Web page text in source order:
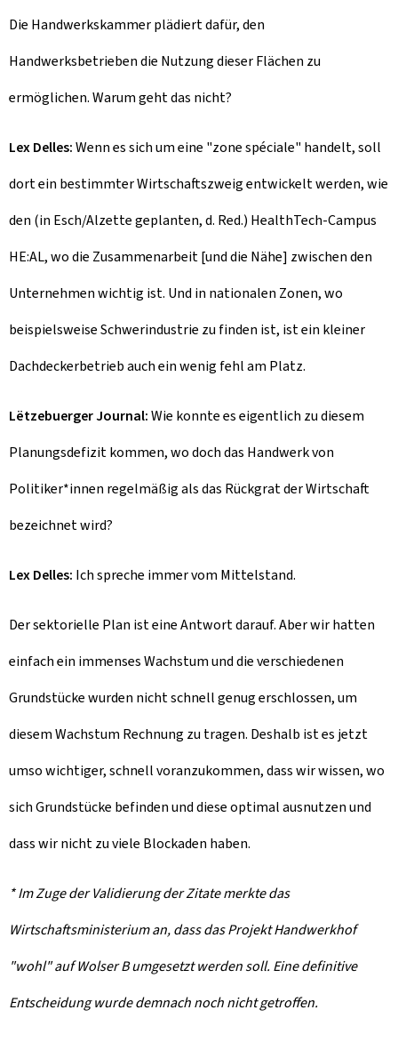
Die Handwerkskammer plädiert dafür, den
Handwerksbetrieben die Nutzung dieser Flächen zu
ermöglichen. Warum geht das nicht?
Lex Delles:Wenn es sich um eine "zone spéciale" handelt, soll
dort ein bestimmter Wirtschaftszweig entwickelt werden, wie
den (in Esch/Alzette geplanten, d. Red.) HealthTech-Campus
HE:AL, wo die Zusammenarbeit [und die Nähe] zwischen den
Unternehmen wichtig ist. Und in nationalen Zonen, wo
beispielsweise Schwerindustrie zu finden ist, ist ein kleiner
Dachdeckerbetrieb auch ein wenig fehl am Platz.
Lëtzebuerger Journal:Wie konnte es eigentlich zu diesem
Planungsdefizit kommen, wo doch das Handwerk von
Politiker*innen regelmäßig als das Rückgrat der Wirtschaft
bezeichnet wird?
Lex Delles: Ich spreche immer vom Mittelstand.
Der sektorielle Plan ist eine Antwort darauf. Aber wir hatten
einfach ein immenses Wachstum und die verschiedenen
Grundstücke wurden nicht schnell genug erschlossen, um
diesem Wachstum Rechnung zu tragen. Deshalb ist es jetzt
umso wichtiger, schnell voranzukommen, dass wir wissen, wo
sich Grundstücke befinden und diese optimal ausnutzen und
dass wir nicht zu viele Blockaden haben.
* Im Zuge der Validierung der Zitate merkte das
Wirtschaftsministerium an, dass das Projekt Handwerkhof
"wohl" auf Wolser B umgesetzt werden soll. Eine definitive
Entscheidung wurde demnach noch nicht getroffen.